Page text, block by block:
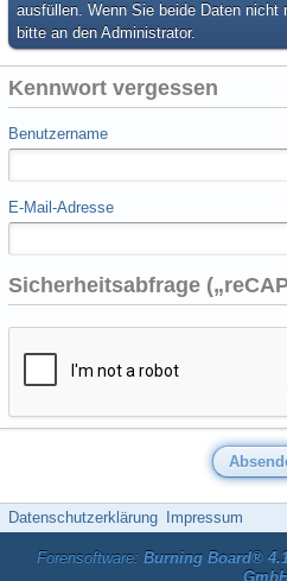
ausfüllen. Wenn Sie beide Daten
bitte an den Administrator.
Kennwort vergessen
Benutzername
E-Mail-Adresse
Sicherheitsabfrage
Datenschutzerklärung Impressum
Forensoftware: Burning Board®